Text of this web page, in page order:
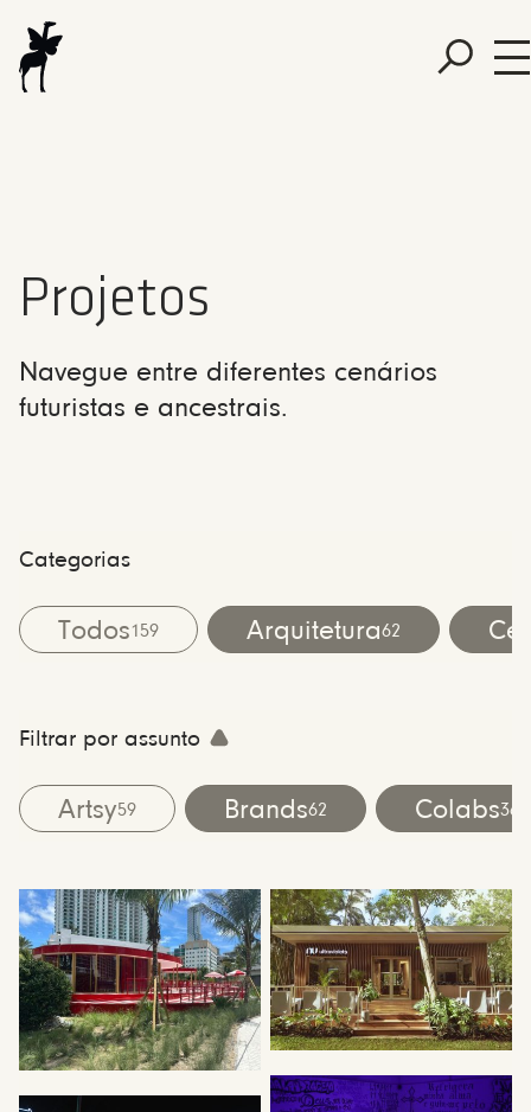
Projetos
Navegue entre diferentes cenários
futuristas e ancestrais.
Categorias
Todos159 Arquitetura62
Filtrar por assunto
Artsy59 Brands62 Colabs36